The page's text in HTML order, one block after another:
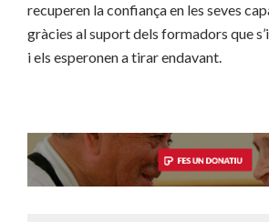
recuperen la confiança en les seves
gràcies al suport dels formadors que
i els esperonen a tirar endavant.